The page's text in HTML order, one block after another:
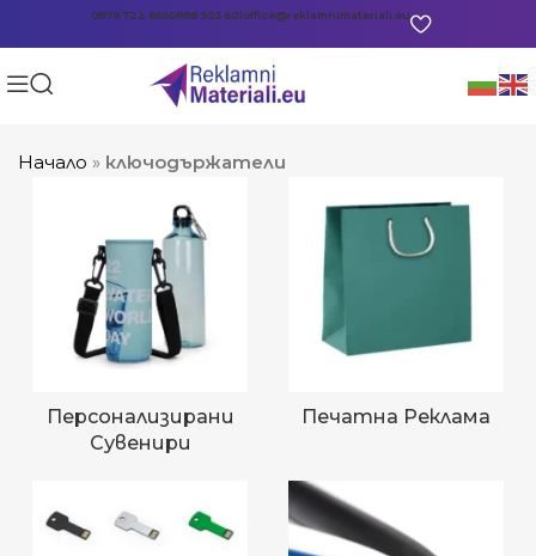
0878 722 8650888 903 601office@reklamnimateriali.eu
Начало » ключодържатели
Персонализирани
Сувенири
Печатна Реклама